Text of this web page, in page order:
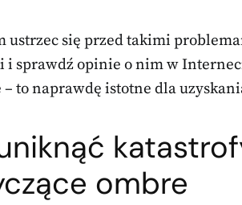
ustrzec się przed takimi
i sprawdź opinie o nim w
– to naprawdę istotne dla
ombre